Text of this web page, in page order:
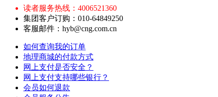
读者服务热线：4006521360
集团客户订购：010-64849250
客服邮件：hyb@cng.com.cn
如何查询我的订单
地理商城的付款方式
网上支付是否安全？
网上支付支持哪些银行？
会员如何退款